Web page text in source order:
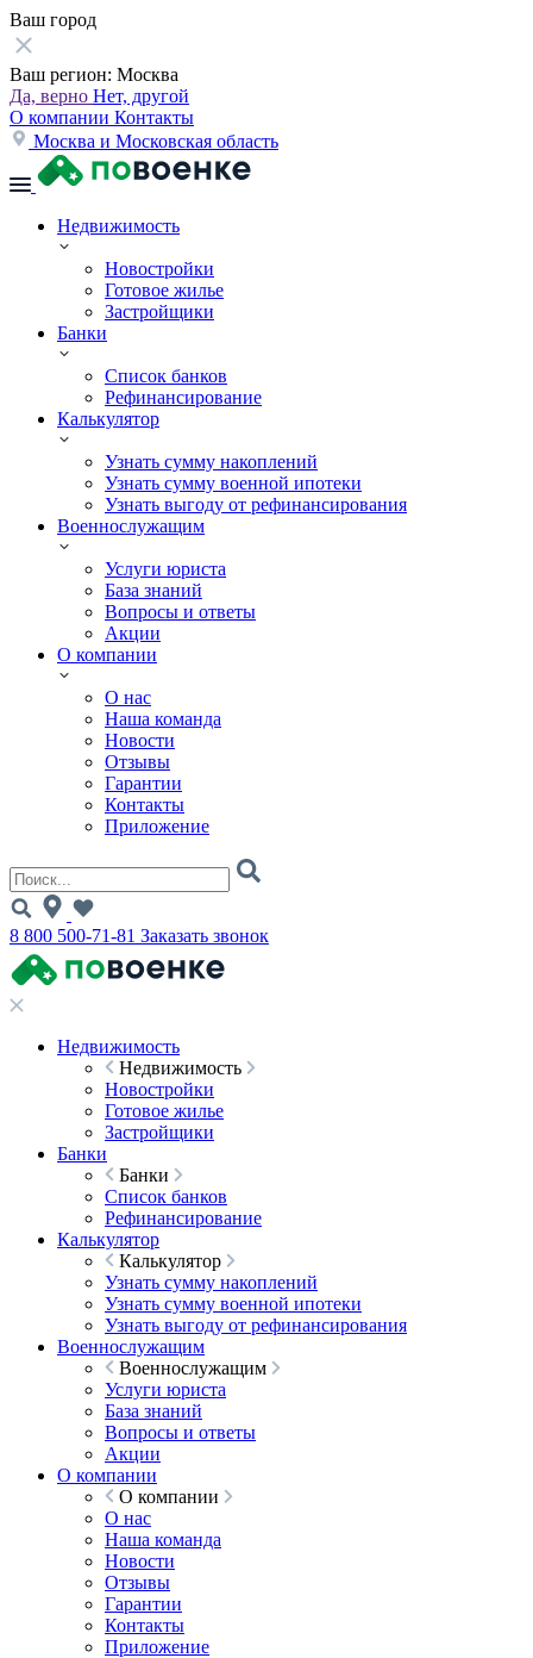
Ваш город
Ваш регион: Москва
Да, верно Нет, другой
О компании Контакты
Москва и Московская область
Недвижимость
Новостройки
Готовое жилье
Застройщики
Банки
Список банков
Рефинансирование
Калькулятор
Узнать сумму накоплений
Узнать сумму военной ипотеки
Узнать выгоду от рефинансирования
Военнослужащим
Услуги юриста
База знаний
Вопросы и ответы
Акции
О компании
О нас
Наша команда
Новости
Отзывы
Гарантии
Контакты
Приложение
8 800 500-71-81 Заказать звонок
Недвижимость
Недвижимость
Новостройки
Готовое жилье
Застройщики
Банки
Банки
Список банков
Рефинансирование
Калькулятор
Калькулятор
Узнать сумму накоплений
Узнать сумму военной ипотеки
Узнать выгоду от рефинансирования
Военнослужащим
Военнослужащим
Услуги юриста
База знаний
Вопросы и ответы
Акции
О компании
О компании
О нас
Наша команда
Новости
Отзывы
Гарантии
Контакты
Приложение